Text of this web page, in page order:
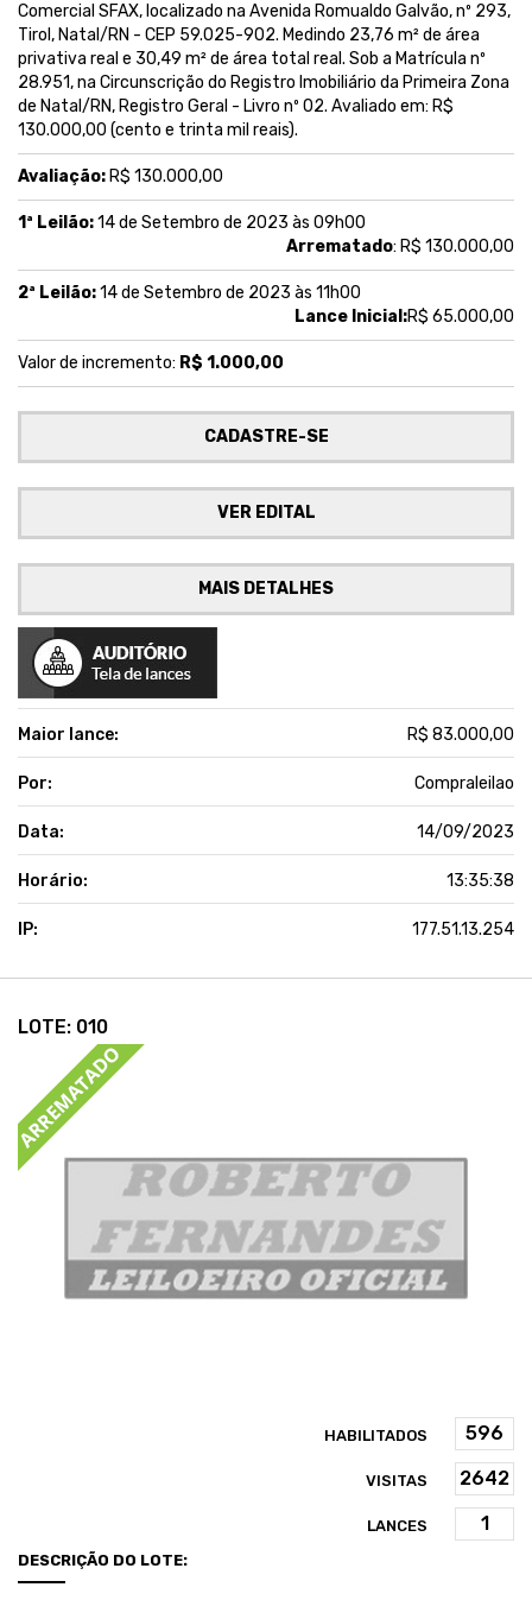
Comercial SFAX, localizado na Avenida Romualdo Galvão, nº 293,
Tirol, Natal/RN - CEP 59.025-902. Medindo 23,76 m² de área
privativa real e 30,49 m² de área total real. Sob a Matrícula nº
28.951, na Circunscrição do Registro Imobiliário da Primeira Zona
de Natal/RN, Registro Geral - Livro nº 02. Avaliado em: R$
130.000,00 (cento e trinta mil reais).
Avaliação: R$ 130.000,00
1ª Leilão:14 de Setembro de 2023 às 09h00
Arrematado: R$ 130.000,00
2ª Leilão:14 de Setembro de 2023 às 11h00
Lance Inicial:R$ 65.000,00
Valor de incremento: R$ 1.000,00
CADASTRE-SE
VER EDITAL
MAIS DETALHES
Maior lance: R$ 83.000,00
Por: Compraleilao
Data: 14/09/2023
Horário: 13:35:38
IP: 177.51.13.254
LOTE: 010
HABILITADOS
VISITAS
LANCES
DESCRIÇÃO DO LOTE: